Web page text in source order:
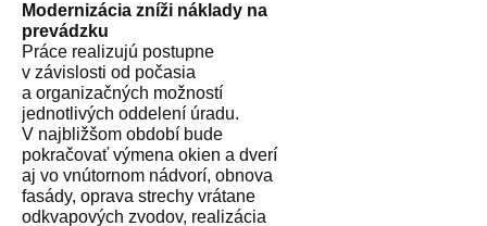
Modernizácia zníži náklady na
prevádzku
Práce realizujú postupne
v závislosti od počasia
a organizačných možností
jednotlivých oddelení úradu.
V najbližšom období bude
pokračovať výmena okien a dverí
aj vo vnútornom nádvorí, obnova
fasády, oprava strechy vrátane
odkvapových zvodov, realizácia